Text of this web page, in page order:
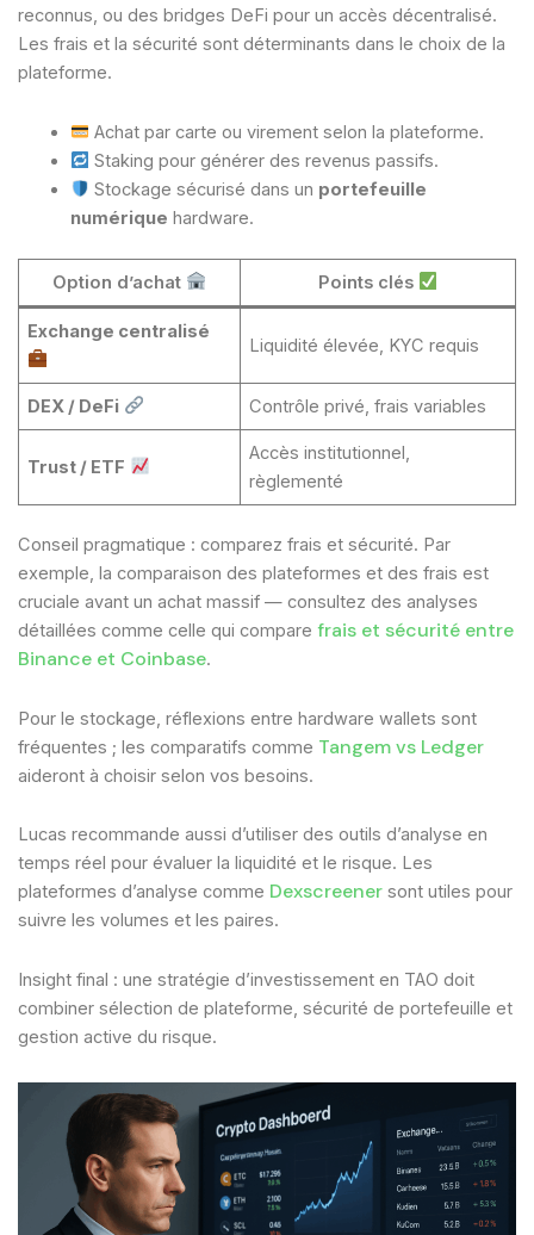
reconnus, ou des bridges DeFi pour un accès décentralisé.
Les frais et la sécurité sont déterminants dans le choix de la
plateforme.
Achat par carte ou virement selon la plateforme.
Staking pour générer des revenus passifs.
Stockage sécurisé dans un portefeuille
numérique hardware.
Option d’achat Points clés
Exchange centralisé
Liquidité élevée, KYC requis
DEX / DeFi Contrôle privé, frais variables
Trust / ETF
Accès institutionnel,
règlementé
Conseil pragmatique : comparez frais et sécurité. Par
exemple, la comparaison des plateformes et des frais est
cruciale avant un achat massif — consultez des analyses
détaillées comme celle qui compare frais et sécurité entre
Binance et Coinbase.
Pour le stockage, réflexions entre hardware wallets sont
fréquentes ; les comparatifs comme Tangem vs Ledger
aideront à choisir selon vos besoins.
Lucas recommande aussi d’utiliser des outils d’analyse en
temps réel pour évaluer la liquidité et le risque. Les
plateformes d’analyse comme Dexscreener sont utiles pour
suivre les volumes et les paires.
Insight final : une stratégie d’investissement en TAO doit
combiner sélection de plateforme, sécurité de portefeuille et
gestion active du risque.